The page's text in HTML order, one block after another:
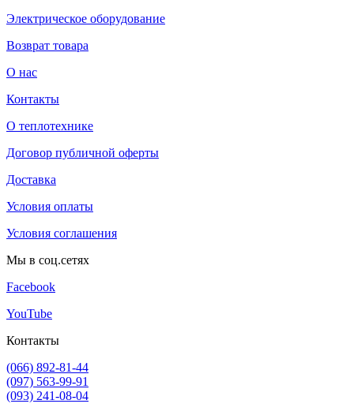
Электрическое оборудование
Возврат товара
О нас
Контакты
О теплотехнике
Договор публичной оферты
Доставка
Условия оплаты
Условия соглашения
Мы в соц.сетях
Facebook
YouTube
Контакты
(066) 892-81-44
(097) 563-99-91
(093) 241-08-04